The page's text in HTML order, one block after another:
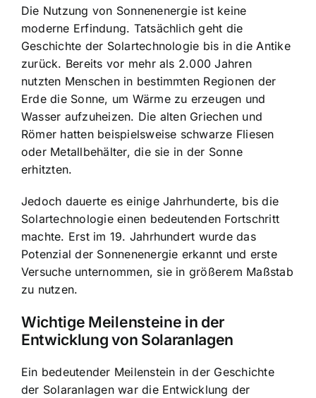
Die Nutzung von Sonnenenergie ist keine
moderne Erfindung. Tatsächlich geht die
Geschichte der Solartechnologie bis in die Antike
zurück. Bereits vor mehr als 2.000 Jahren
nutzten Menschen in bestimmten Regionen der
Erde die Sonne, um Wärme zu erzeugen und
Wasser aufzuheizen. Die alten Griechen und
Römer hatten beispielsweise schwarze Fliesen
oder Metallbehälter, die sie in der Sonne
erhitzten.
Jedoch dauerte es einige Jahrhunderte, bis die
Solartechnologie einen bedeutenden Fortschritt
machte. Erst im 19. Jahrhundert wurde das
Potenzial der Sonnenenergie erkannt und erste
Versuche unternommen, sie in größerem Maßstab
zu nutzen.
Wichtige Meilensteine in der
Entwicklung von Solaranlagen
Ein bedeutender Meilenstein in der Geschichte
der Solaranlagen war die Entwicklung der